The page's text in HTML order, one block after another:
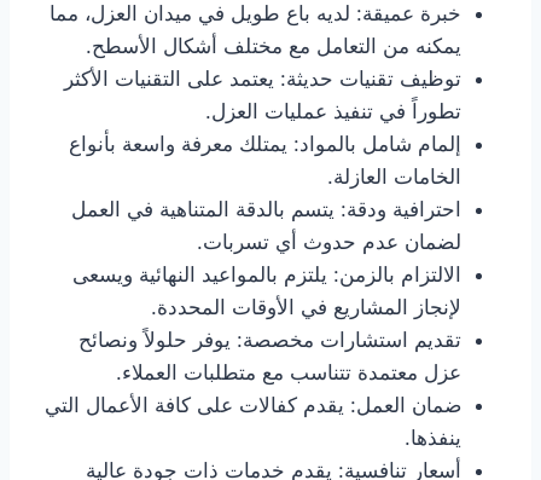
خبرة عميقة: لديه باع طويل في ميدان العزل، مما
يمكنه من التعامل مع مختلف أشكال الأسطح.
توظيف تقنيات حديثة: يعتمد على التقنيات الأكثر
تطوراً في تنفيذ عمليات العزل.
إلمام شامل بالمواد: يمتلك معرفة واسعة بأنواع
الخامات العازلة.
احترافية ودقة: يتسم بالدقة المتناهية في العمل
لضمان عدم حدوث أي تسربات.
الالتزام بالزمن: يلتزم بالمواعيد النهائية ويسعى
لإنجاز المشاريع في الأوقات المحددة.
تقديم استشارات مخصصة: يوفر حلولاً ونصائح
عزل معتمدة تتناسب مع متطلبات العملاء.
ضمان العمل: يقدم كفالات على كافة الأعمال التي
ينفذها.
أسعار تنافسية: يقدم خدمات ذات جودة عالية